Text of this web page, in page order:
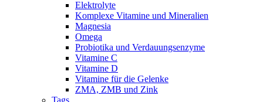
Elektrolyte
Komplexe Vitamine und Mineralien
Magnesia
Omega
Probiotika und Verdauungsenzyme
Vitamine C
Vitamine D
Vitamine für die Gelenke
ZMA, ZMB und Zink
Tags